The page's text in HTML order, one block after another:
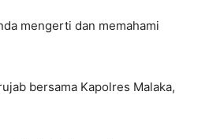
mengerti dan memahami
bersama Kapolres Malaka,